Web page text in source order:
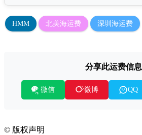
HMM 北美海运费 深圳海运费
分享此运费信息
微信 微博 QQ
© 版权声明